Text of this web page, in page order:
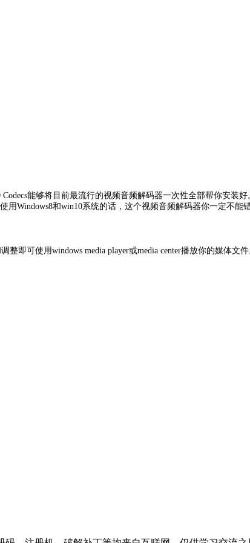
能够将目前最流行的视频音频解码器一次性全部帮你安装
用Windows8和win10系统的话，这个视频音频解码器你一定不能错
即可使用windows media player或media center播放你的媒体文件